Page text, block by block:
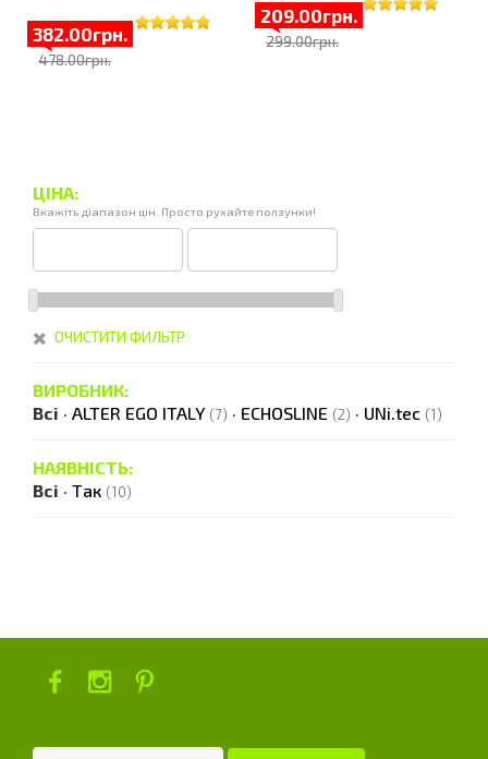
382.00грн.
478.00грн.
209.00грн.
299.00грн.
ЦІНА:
Вкажіть діапазон цін. Просто рухайте ползунки!
ОЧИСТИТИ ФИЛЬТР
ВИРОБНИК:
Всі · ALTER EGO ITALY (7) · ECHOSLINE (2) · UNi.tec (1)
НАЯВНІСТЬ:
Всі · Так (10)